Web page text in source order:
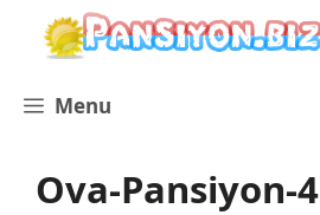
İçeriğe
Menu
Ova-Pansiyon-4